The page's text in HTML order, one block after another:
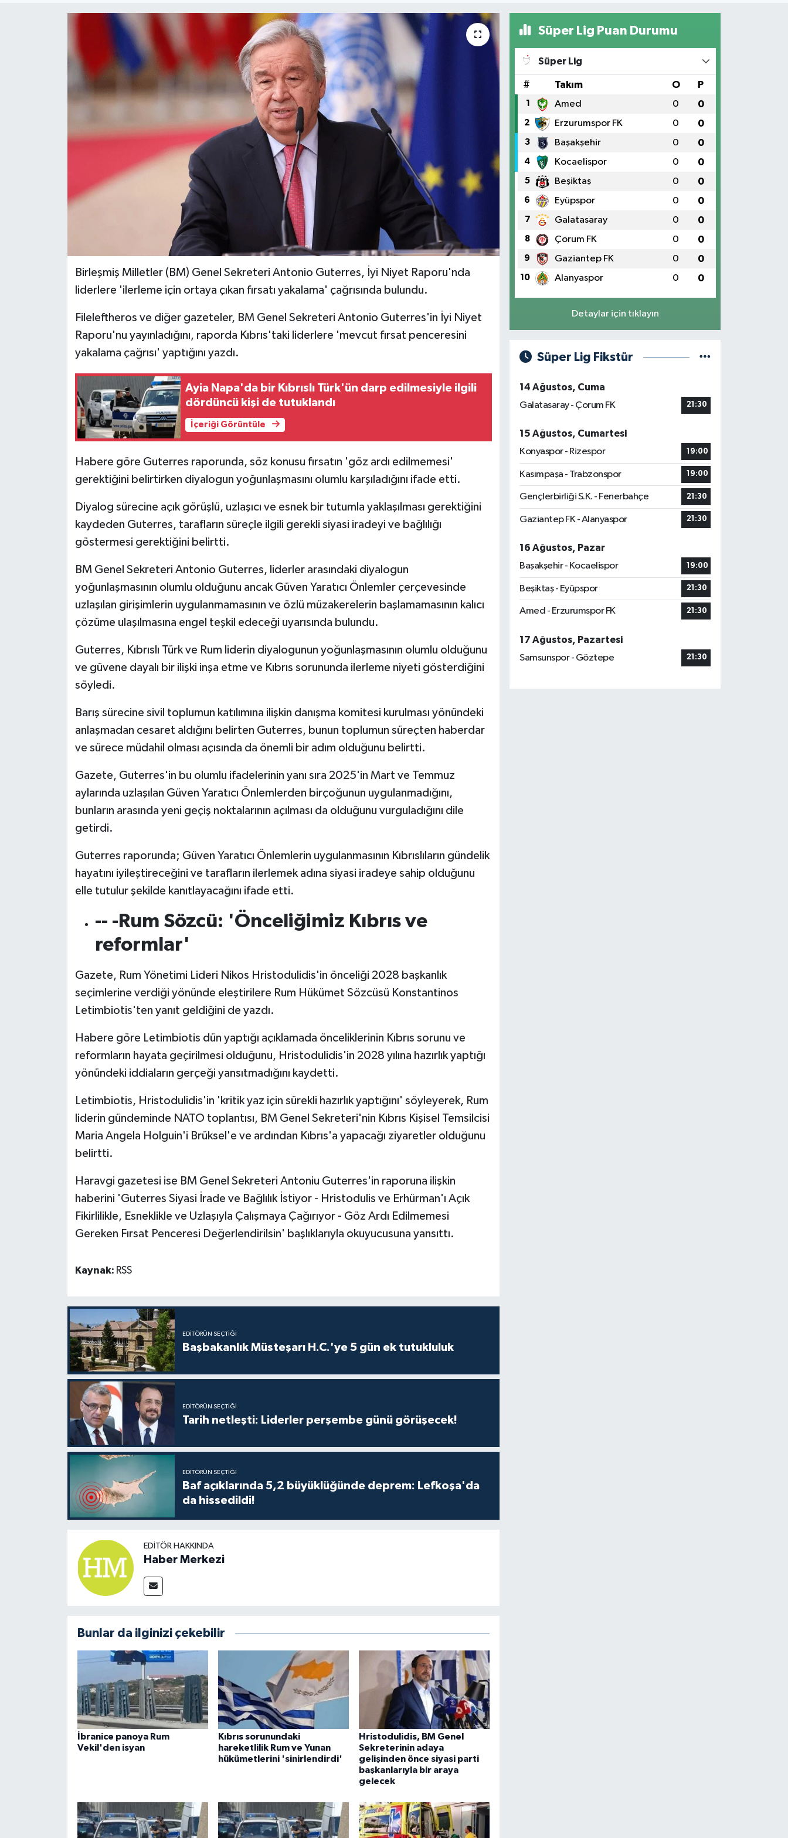
Birleşmiş Milletler (BM) Genel Sekreteri Antonio Guterres, İyi Niyet Raporu'nda
liderlere 'ilerleme için ortaya çıkan fırsatı yakalama' çağrısında bulundu.
Fileleftheros ve diğer gazeteler, BM Genel Sekreteri Antonio Guterres'in İyi Niyet
Raporu'nu yayınladığını, raporda Kıbrıs'taki liderlere 'mevcut fırsat penceresini
yakalama çağrısı' yaptığını yazdı.
Ayia Napa'da bir Kıbrıslı Türk'ün darp edilmesiyle ilgili
dördüncü kişi de tutuklandı
İçeriği Görüntüle
Habere göre Guterres raporunda, söz konusu fırsatın 'göz ardı edilmemesi'
gerektiğini belirtirken diyalogun yoğunlaşmasını olumlu karşıladığını ifade etti.
Diyalog sürecine açık görüşlü, uzlaşıcı ve esnek bir tutumla yaklaşılması gerektiğini
kaydeden Guterres, tarafların süreçle ilgili gerekli siyasi iradeyi ve bağlılığı
göstermesi gerektiğini belirtti.
BM Genel Sekreteri Antonio Guterres, liderler arasındaki diyalogun
yoğunlaşmasının olumlu olduğunu ancak Güven Yaratıcı Önlemler çerçevesinde
uzlaşılan girişimlerin uygulanmamasının ve özlü müzakerelerin başlamamasının kalıcı
çözüme ulaşılmasına engel teşkil edeceği uyarısında bulundu.
Guterres, Kıbrıslı Türk ve Rum liderin diyalogunun yoğunlaşmasının olumlu olduğunu
ve güvene dayalı bir ilişki inşa etme ve Kıbrıs sorununda ilerleme niyeti gösterdiğini
söyledi.
Barış sürecine sivil toplumun katılımına ilişkin danışma komitesi kurulması yönündeki
anlaşmadan cesaret aldığını belirten Guterres, bunun toplumun süreçten haberdar
ve sürece müdahil olması açısında da önemli bir adım olduğunu belirtti.
Gazete, Guterres'in bu olumlu ifadelerinin yanı sıra 2025'in Mart ve Temmuz
aylarında uzlaşılan Güven Yaratıcı Önlemlerden birçoğunun uygulanmadığını,
bunların arasında yeni geçiş noktalarının açılması da olduğunu vurguladığını dile
getirdi.
Guterres raporunda; Güven Yaratıcı Önlemlerin uygulanmasının Kıbrıslıların gündelik
hayatını iyileştireceğini ve tarafların ilerlemek adına siyasi iradeye sahip olduğunu
elle tutulur şekilde kanıtlayacağını ifade etti.
-- -Rum Sözcü: 'Önceliğimiz Kıbrıs ve
reformlar'
Gazete, Rum Yönetimi Lideri Nikos Hristodulidis'in önceliği 2028 başkanlık
seçimlerine verdiği yönünde eleştirilere Rum Hükümet Sözcüsü Konstantinos
Letimbiotis'ten yanıt geldiğini de yazdı.
Habere göre Letimbiotis dün yaptığı açıklamada önceliklerinin Kıbrıs sorunu ve
reformların hayata geçirilmesi olduğunu, Hristodulidis'in 2028 yılına hazırlık yaptığı
yönündeki iddiaların gerçeği yansıtmadığını kaydetti.
Letimbiotis, Hristodulidis'in 'kritik yaz için sürekli hazırlık yaptığını' söyleyerek, Rum
liderin gündeminde NATO toplantısı, BM Genel Sekreteri'nin Kıbrıs Kişisel Temsilcisi
Maria Angela Holguin'i Brüksel'e ve ardından Kıbrıs'a yapacağı ziyaretler olduğunu
belirtti.
Haravgi gazetesi ise BM Genel Sekreteri Antoniu Guterres'in raporuna ilişkin
haberini 'Guterres Siyasi İrade ve Bağlılık İstiyor - Hristodulis ve Erhürman'ı Açık
Fikirlilikle, Esneklikle ve Uzlaşıyla Çalışmaya Çağırıyor - Göz Ardı Edilmemesi
Gereken Fırsat Penceresi Değerlendirilsin' başlıklarıyla okuyucusuna yansıttı.
Kaynak: RSS
EDITÖRÜN SEÇTIĞI
Başbakanlık Müsteşarı H.C.'ye 5 gün ek tutukluluk
EDITÖRÜN SEÇTIĞI
Tarih netleşti: Liderler perşembe günü görüşecek!
EDITÖRÜN SEÇTIĞI
Baf açıklarında 5,2 büyüklüğünde deprem: Lefkoşa'da
da hissedildi!
EDITÖR HAKKINDA
Haber Merkezi
Bunlar da ilginizi çekebilir
İbranice panoya Rum
Vekil'den isyan
Kıbrıs sorunundaki
hareketlilik Rum ve Yunan
hükümetlerini 'sinirlendirdi'
Hristodulidis, BM Genel
Sekreterinin adaya
gelişinden önce siyasi parti
başkanlarıyla bir araya
gelecek
Süper Lig Puan Durumu
Süper Lig
# Takım O P
1 Amed 0 0
2 Erzurumspor FK 0 0
3 Başakşehir 0 0
4 Kocaelispor 0 0
5 Beşiktaş 0 0
6 Eyüpspor 0 0
7 Galatasaray 0 0
8 Çorum FK 0 0
9 Gaziantep FK 0 0
10 Alanyaspor 0 0
Detaylar için tıklayın
Süper Lig Fikstür
14 Ağustos, Cuma
Galatasaray - Çorum FK
21:30
15 Ağustos, Cumartesi
Konyaspor - Rizespor
19:00
Kasımpaşa - Trabzonspor 19:00
Gençlerbirliği S.K. - Fenerbahçe 21:30
Gaziantep FK - Alanyaspor 21:30
16 Ağustos, Pazar
Başakşehir - Kocaelispor
19:00
Beşiktaş - Eyüpspor 21:30
Amed - Erzurumspor FK 21:30
17 Ağustos, Pazartesi
Samsunspor - Göztepe
21:30
GAZİMAĞUSA
GÜNEY KIBRIS
KÜLTÜR SANAT
MAGAZİN
Nöbetçi Eczaneler
ÖZEL HABER